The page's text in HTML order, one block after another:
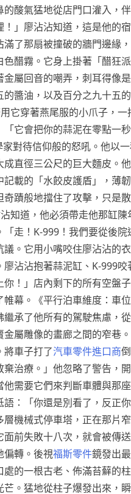
酸氣猛地從店門口灌入，
」廖沾沾知道，這是他的
了那扇被撞破的牆門邊緣
醋霧。它身上掛著「醋狂
屬回音的嘲弄，刺耳得像
醬油，以及百分之九十五
它穿著燕尾服的小爪子，一
它會把你的蒜泥在零點一
家對待信仰般的怒吼。他以
直徑三公尺的巨大麵皮。
載的「水餃皮護盾」，薄
蹟般地擋住了攻擊，只是
知道，他必須帶走他那缸陳
走！K-999！我們要從後院
。它用小嘴咬住廖沾沾的
沾沾抱著蒜泥缸、K-999咬
！」店內剩下的所有空盤
幕。《平行泊車維度：車
承了他所有的駕駛焦慮，
屬雕像的畫廊之間的窄巷
車子打了汽車零件進口商
治療。」他忽略了警告，開
需要它們來判斷車體與那
：「你還是別看了，反正你
機械式停車塔，正在那片
前失敗十八次，就會被傳
偏轉。後視福斯零件鏡發出
的一根古老、佈滿苔蘚的
。猛地從柱子爆發出來，